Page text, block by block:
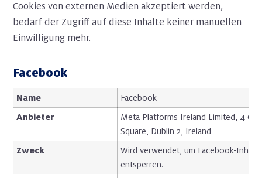
Cookies von externen Medien akzeptiert werden,
bedarf der Zugriff auf diese Inhalte keiner manuellen
Einwilligung mehr.
Facebook
Name Facebook
Anbieter
Meta Platforms Ireland Limited, 4
Square, Dublin 2, Ireland
Zweck
Wird verwendet, um Facebook-
entsperren.